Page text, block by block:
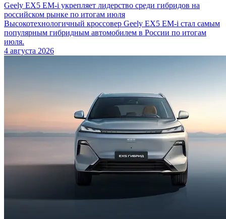
Geely EX5 EM-i укрепляет лидерство среди гибридов на
российском рынке по итогам июля
Высокотехнологичный кроссовер Geely EX5 EM-i стал самым
популярным гибридным автомобилем в России по итогам
июля.
4 августа 2026